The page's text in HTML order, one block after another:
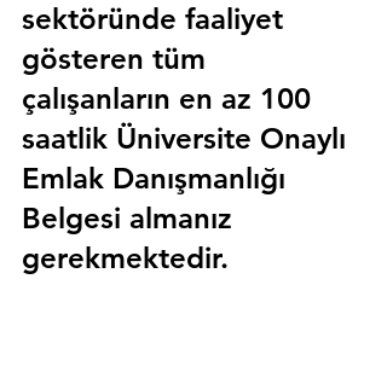
sektöründe faaliyet
gösteren tüm
çalışanların en az 100
saatlik Üniversite Onaylı
Emlak Danışmanlığı
Belgesi almanız
gerekmektedir.